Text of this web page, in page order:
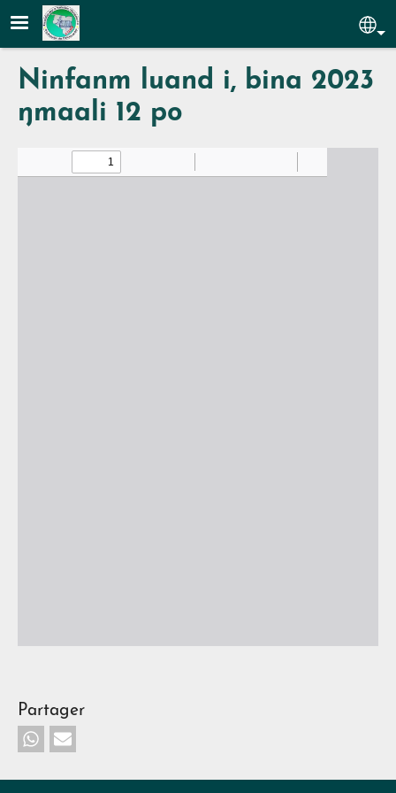
Aller au contenu principal
Ninfanm luand i, bina 2023
ŋmaali 12 po
Partager